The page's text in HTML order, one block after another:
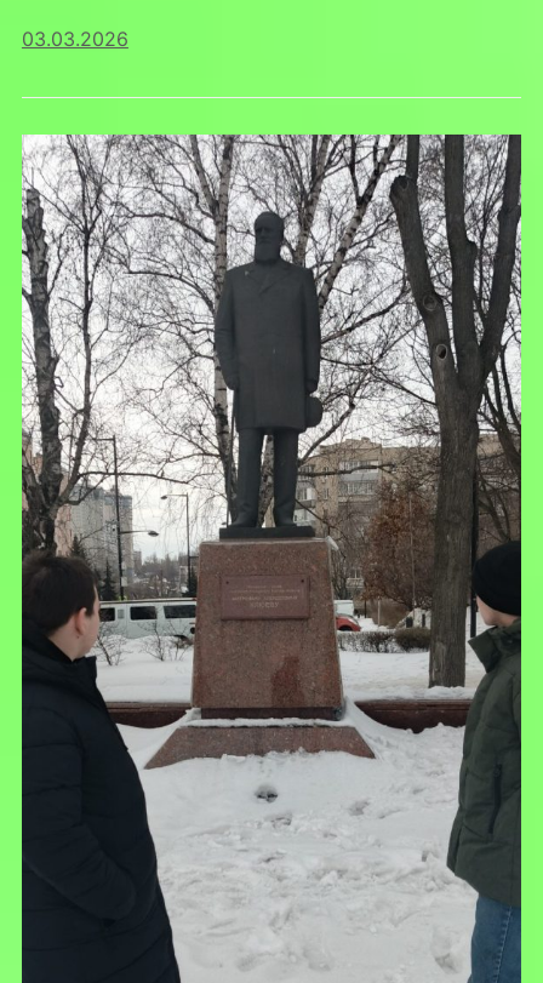
03.03.2026